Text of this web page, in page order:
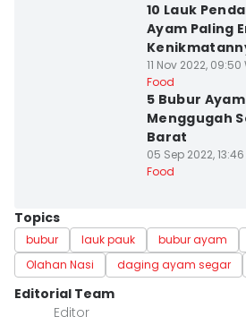
10 Lauk
Ayam Paling
11 Nov 2022, 09:50
Food
5 Bubur
Menggugah
Barat
05 Sep 2022, 13:46
Food
Topics
bubur lauk pauk bubur ayam
Olahan Nasi
daging ayam segar
Editorial Team
Editor